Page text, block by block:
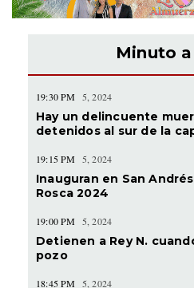
Minuto
19:30 PM 5, 2024
Hay un delincuente
detenidos al sur de la
19:15 PM 5, 2024
Inauguran en San
Rosca 2024
19:00 PM 5, 2024
Detienen a Rey N.
pozo
18:45 PM 5, 2024